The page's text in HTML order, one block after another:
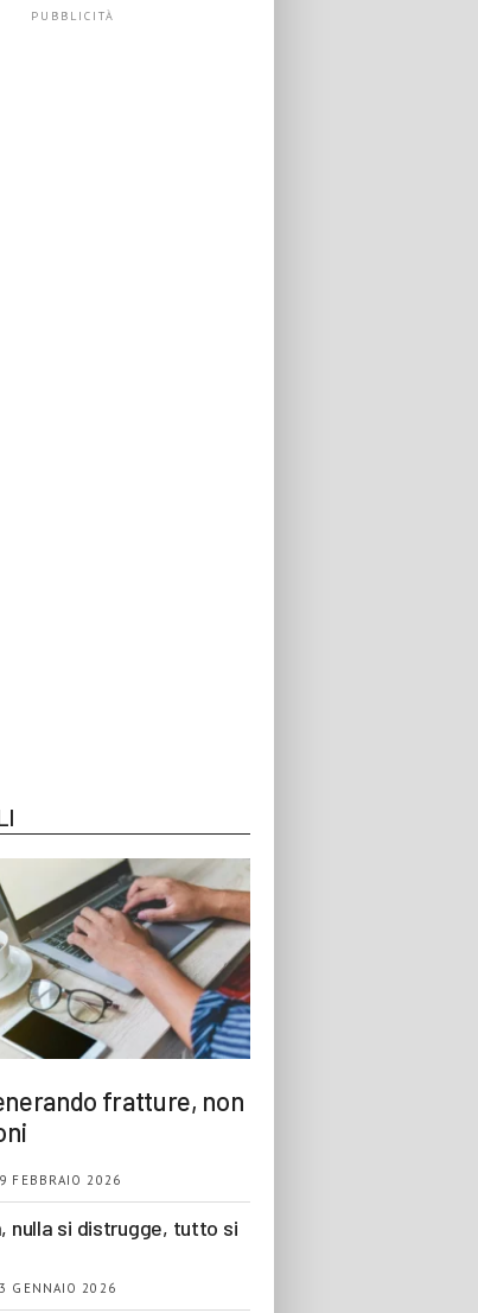
fratture, non
FEBBRAIO 2026
nulla si distrugge, tutto si
GENNAIO 2026